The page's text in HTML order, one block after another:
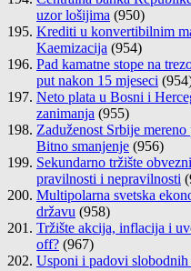
uzor lošijima (950)
Krediti u konvertibilnim
Kaemizacija (954)
Pad kamatne stope na
put nakon 15 mjeseci
Neto plata u Bosni i
zanimanja (955)
Zaduženost Srbije
Bitno smanjenje (956)
Sekundarno tržište
pravilnosti i nepravilnosti
Multipolarna svetska
državu (958)
Tržište akcija, inflacija i
off? (967)
Usponi i padovi